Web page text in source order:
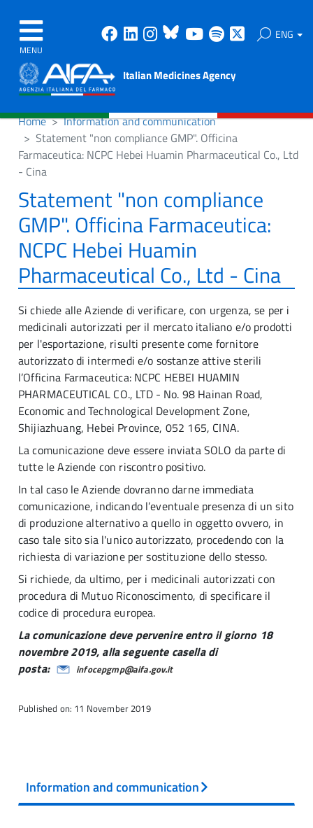
MENU
Facebook
Linkedin
Instagram
Bluesky
Youtube
Spotify ENG
Italian Medicines Agency
Home
Information and communication
Statement "non compliance GMP". Officina
Farmaceutica: NCPC Hebei Huamin Pharmaceutical Co., Ltd
- Cina
Statement "non compliance
GMP". Officina Farmaceutica:
NCPC Hebei Huamin
Pharmaceutical Co., Ltd - Cina
Si chiede alle Aziende di verificare, con urgenza, se per i
medicinali autorizzati per il mercato italiano e/o prodotti
per l'esportazione, risulti presente come fornitore
autorizzato di intermedi e/o sostanze attive sterili
l’Officina Farmaceutica: NCPC HEBEI HUAMIN
PHARMACEUTICAL CO., LTD - No. 98 Hainan Road,
Economic and Technological Development Zone,
Shijiazhuang, Hebei Province, 052 165, CINA.
La comunicazione deve essere inviata SOLO da parte di
tutte le Aziende con riscontro positivo.
In tal caso le Aziende dovranno darne immediata
comunicazione, indicando l’eventuale presenza di un sito
di produzione alternativo a quello in oggetto ovvero, in
caso tale sito sia l'unico autorizzato, procedendo con la
richiesta di variazione per sostituzione dello stesso.
Si richiede, da ultimo, per i medicinali autorizzati con
procedura di Mutuo Riconoscimento, di specificare il
codice di procedura europea.
La comunicazione deve pervenire entro il giorno 18
novembre 2019, alla seguente casella di
posta:
infocepgmp@aifa.gov.it
Published on: 11 November 2019
Information and communication